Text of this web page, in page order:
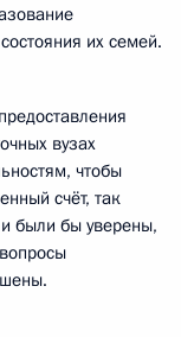
их семей.
вузах
чтобы
счёт, так
были бы уверены,